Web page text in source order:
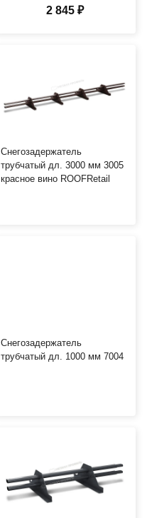
2 845 ₽
Снегозадержатель
трубчатый дл. 3000 мм 3005
красное вино ROOFRetail
Снегозадержатель
трубчатый дл. 1000 мм 7004